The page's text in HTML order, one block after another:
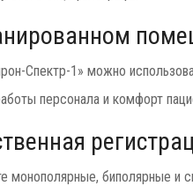
Спектр-1» можно
персонала и комфорт
монополярные, биполярные